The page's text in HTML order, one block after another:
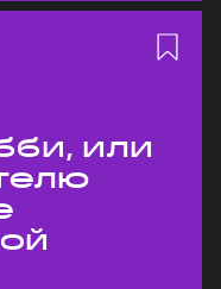
или